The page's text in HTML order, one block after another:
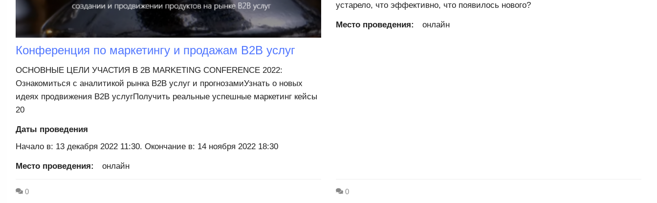
Конференция по маркетингу и продажам B2B услуг
ОСНОВНЫЕ ЦЕЛИ УЧАСТИЯ B 2B MARKETING CONFERENCE 2022:
Ознакомиться с аналитикой рынка B2B услуг и прогнозамиУзнать о новых
идеях продвижения B2B услугПолучить реальные успешные маркетинг кейсы
20
Даты проведения
Начало в: 13 декабря 2022 11:30. Окончание в: 14 ноября 2022 18:30
Место проведения: онлайн
0
устарело, что эффективно, что появилось нового?
Место проведения: онлайн
0